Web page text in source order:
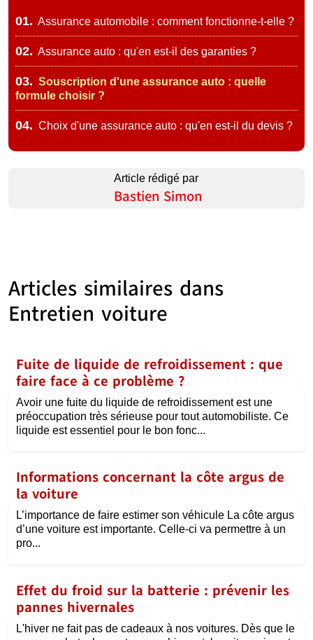
01. Assurance automobile : comment fonctionne-t-elle ?
02. Assurance auto : qu'en est-il des garanties ?
03. Souscription d'une assurance auto : quelle
formule choisir ?
04. Choix d'une assurance auto : qu'en est-il du devis ?
Article rédigé par
Bastien Simon
Articles similaires dans
Entretien voiture
Fuite de liquide de refroidissement : que
faire face à ce problème ?
Avoir une fuite du liquide de refroidissement est une
préoccupation très sérieuse pour tout automobiliste. Ce
liquide est essentiel pour le bon fonc...
Informations concernant la côte argus de
la voiture
L’importance de faire estimer son véhicule La côte argus
d’une voiture est importante. Celle-ci va permettre à un
pro...
Effet du froid sur la batterie : prévenir les
pannes hivernales
L'hiver ne fait pas de cadeaux à nos voitures. Dès que le